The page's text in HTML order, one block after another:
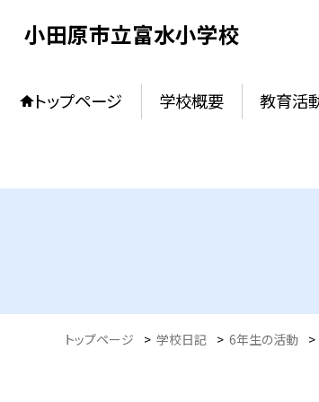
小田原市立富水小学校
トップページ 学校概要 教育活
トップページ > 学校日記 > 6年生の活動 >